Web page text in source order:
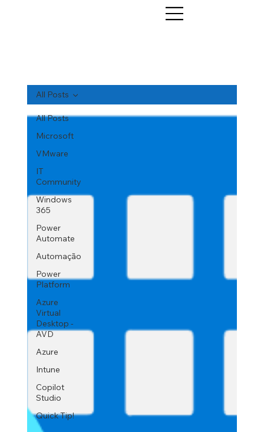
All Posts
Microsoft
VMware
IT
Community
Windows
365
Power
Automate
Automação
Power
Platform
Azure
Virtual
Desktop -
AVD
Azure
Intune
Copilot
Studio
Quick Tip!
All Posts